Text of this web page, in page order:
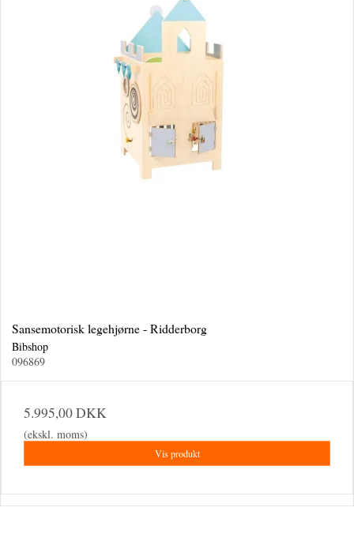
Sansemotorisk legehjørne - Ridderborg
Bibshop
096869
5.995,00 DKK
(ekskl. moms)
Vis produkt